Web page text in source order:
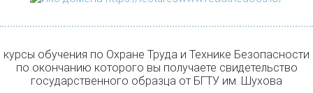
курсы обучения по Охране Труда и Технике Безопасности
по окончанию которого вы получаете свидетельство
государственного образца от БГТУ им. Шухова